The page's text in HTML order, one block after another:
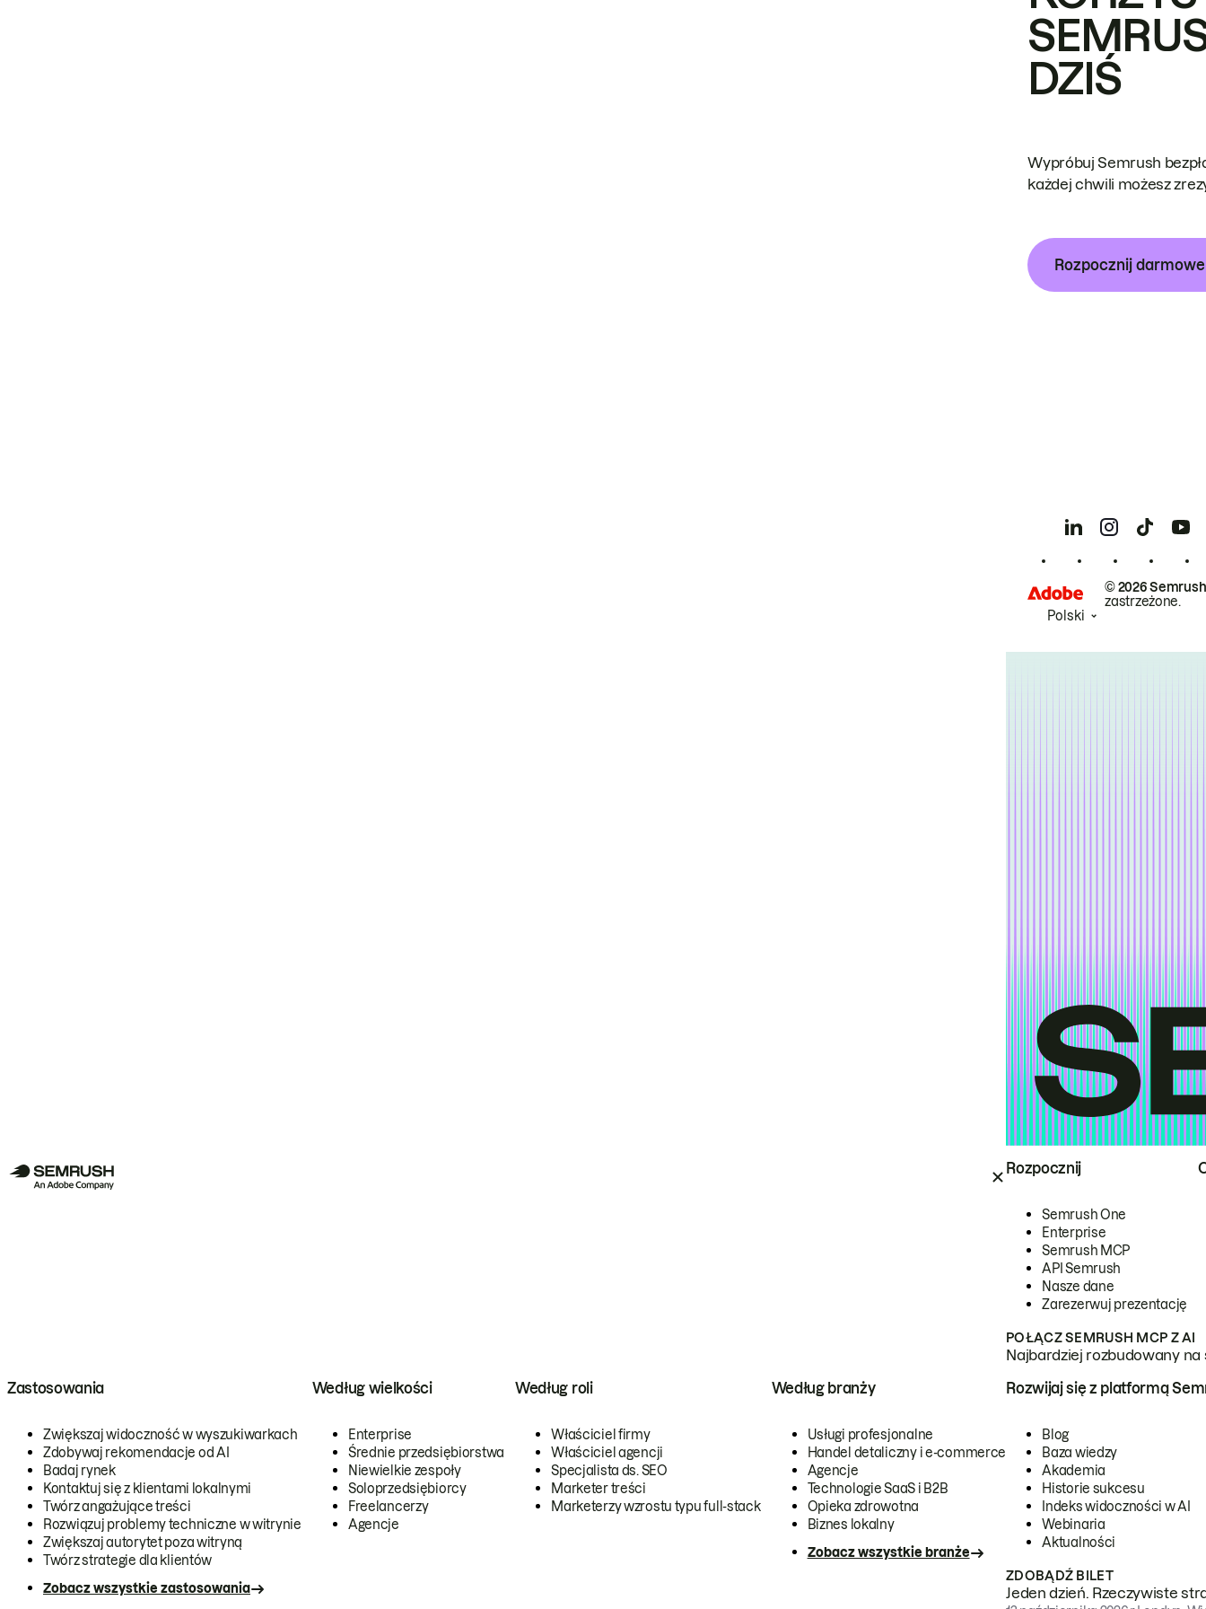
Rozpocznij
Semrush One
Enterprise
Semrush MCP
API Semrush
Nasze dane
Zarezerwuj prezentację
POŁĄCZ SEMRUSH MCP Z AI
Najbardziej rozbudowany
Zastosowania
Zwiększaj widoczność w wyszukiwarkach
Zdobywaj rekomendacje od AI
Badaj rynek
Kontaktuj się z klientami lokalnymi
Twórz angażujące treści
Rozwiązuj problemy techniczne w witrynie
Zwiększaj autorytet poza witryną
Twórz strategie dla klientów
Zobacz wszystkie zastosowania
Według wielkości
Enterprise
Średnie przedsiębiorstwa
Niewielkie zespoły
Soloprzedsiębiorcy
Freelancerzy
Agencje
Według roli
Właściciel firmy
Właściciel agencji
Specjalista ds. SEO
Marketer treści
Marketerzy wzrostu typu full-stack
Według branży
Usługi profesjonalne
Handel detaliczny i e-commerce
Agencje
Technologie SaaS i B2B
Opieka zdrowotna
Biznes lokalny
Zobacz wszystkie branże
Rozwijaj się z platformą
Blog
Baza wiedzy
Akademia
Historie sukcesu
Indeks widoczności w AI
Webinaria
Aktualności
ZDOBĄDŹ BILET
Jeden dzień. Rzeczywiste
DZIŚ
Wypróbuj Semrush
każdej chwili możesz
Rozpocznij
© 2026
zastrzeżone.
Polski